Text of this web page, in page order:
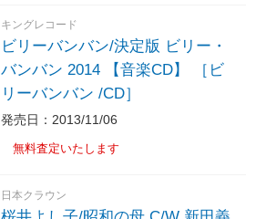
キングレコード
ビリーバンバン/決定版 ビリー・
バンバン 2014 【音楽CD】 ［ビ
リーバンバン /CD］
発売日：2013/11/06
無料査定いたします
日本クラウン